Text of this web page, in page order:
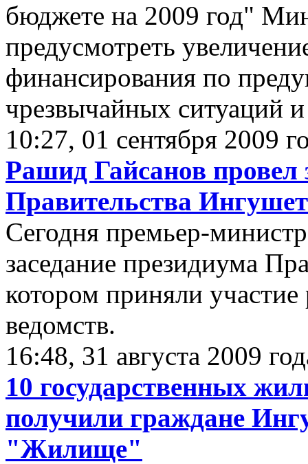
бюджете на 2009 год"
предусмотреть
финансирования по
чрезвычайных ситуаций
10:27, 01 сентября 2009
Рашид Гайсанов провел
Правительства
Сегодня премьер-
заседание президиума
котором приняли
ведомств.
16:48, 31 августа 2009
10 государственных
получили граждане
"Жилище"